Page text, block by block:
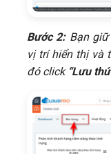
Bước 2:Bạn giữ
vị trí hiển thị và
đó click “Lưu